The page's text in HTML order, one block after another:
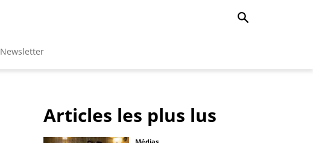
Newsletter
Articles les plus lus